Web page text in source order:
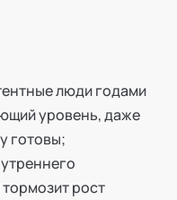
люди годами
уровень, даже
готовы;
рост